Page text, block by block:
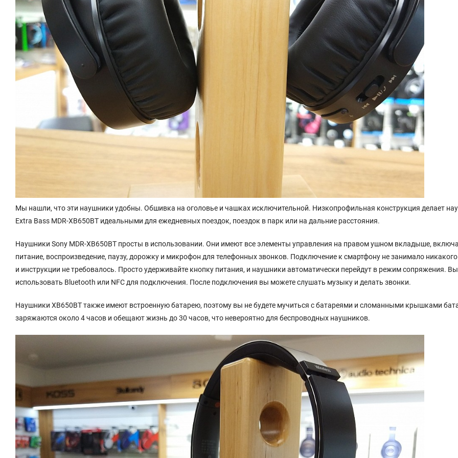
Мы нашли, что эти наушники удобны. Обшивка на оголовье и чашках исключительной. Низкопрофильная конструкция делает
Extra Bass MDR-XB650BT идеальными для ежедневных поездок, поездок в парк или на дальние расстояния.
Наушники Sony MDR-XB650BT просты в использовании. Они имеют все элементы управления на правом ушном вкладыше,
питание, воспроизведение, паузу, дорожку и микрофон для телефонных звонков. Подключение к смартфону не занимало
и инструкции не требовалось. Просто удерживайте кнопку питания, и наушники автоматически перейдут в режим сопряжения.
использовать Bluetooth или NFC для подключения. После подключения вы можете слушать музыку и делать звонки.
Наушники XB650BT также имеют встроенную батарею, поэтому вы не будете мучиться с батареями и сломанными крышками
заряжаются около 4 часов и обещают жизнь до 30 часов, что невероятно для беспроводных наушников.